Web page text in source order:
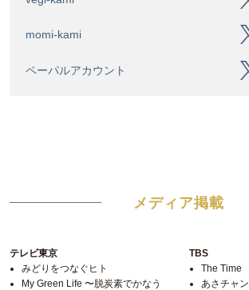
momi-kami
ペーパルアカウント
メディア掲載
テレビ東京
みどりをつなぐヒト
My Green Life 〜脱炭素でかなう
TBS
The Time
あさチャン